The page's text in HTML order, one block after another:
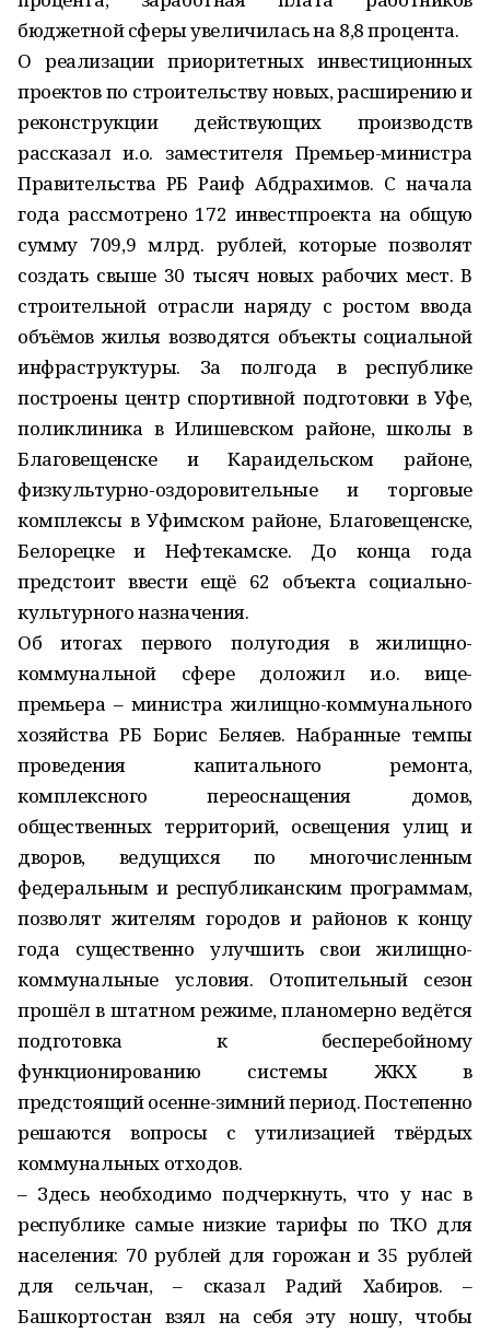
бюджетной сферы увеличилась на 8,8 процента.
О реализации приоритетных инвестиционных
проектов по строительству новых, расширению и
реконструкции действующих производств
рассказал и.о. заместителя Премьер-министра
Правительства РБ Раиф Абдрахимов. С начала
года рассмотрено 172 инвестпроекта на общую
сумму 709,9 млрд. рублей, которые позволят
создать свыше 30 тысяч новых рабочих мест. В
строительной отрасли наряду с ростом ввода
объёмов жилья возводятся объекты социальной
инфраструктуры. За полгода в республике
построены центр спортивной подготовки в Уфе,
поликлиника в Илишевском районе, школы в
Благовещенске и Караидельском районе,
физкультурно-оздоровительные и торговые
комплексы в Уфимском районе, Благовещенске,
Белорецке и Нефтекамске. До конца года
предстоит ввести ещё 62 объекта социально-
культурного назначения.
Об итогах первого полугодия в жилищно-
коммунальной сфере доложил и.о. вице-
премьера – министра жилищно-коммунального
хозяйства РБ Борис Беляев. Набранные темпы
проведения капитального ремонта,
комплексного переоснащения домов,
общественных территорий, освещения улиц и
дворов, ведущихся по многочисленным
федеральным и республиканским программам,
позволят жителям городов и районов к концу
года существенно улучшить свои жилищно-
коммунальные условия. Отопительный сезон
прошёл в штатном режиме, планомерно ведётся
подготовка к бесперебойному
функционированию системы ЖКХ в
предстоящий осенне-зимний период. Постепенно
решаются вопросы с утилизацией твёрдых
коммунальных отходов.
– Здесь необходимо подчеркнуть, что у нас в
республике самые низкие тарифы по ТКО для
населения: 70 рублей для горожан и 35 рублей
для сельчан, – сказал Радий Хабиров. –
Башкортостан взял на себя эту ношу, чтобы